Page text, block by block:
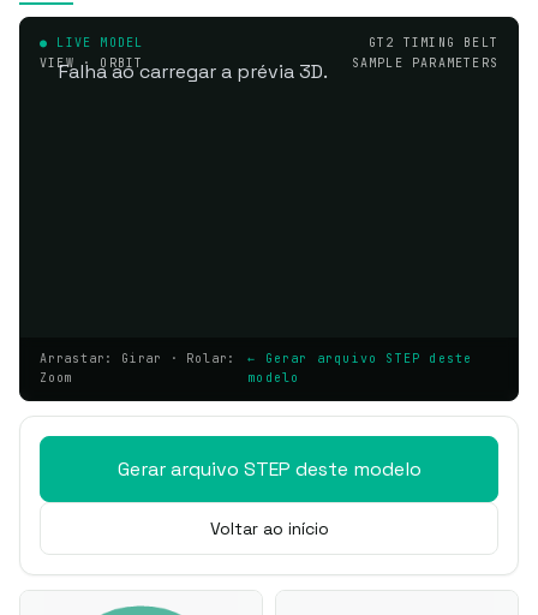
● LIVE MODEL
VIEW · ORBIT
GT2 TIMING BELT
SAMPLE PARAMETERS
Falha ao carregar a prévia 3D.
Arrastar: Girar · Rolar:
Zoom
← Gerar arquivo STEP deste
modelo
Gerar arquivo STEP deste modelo
Voltar ao início